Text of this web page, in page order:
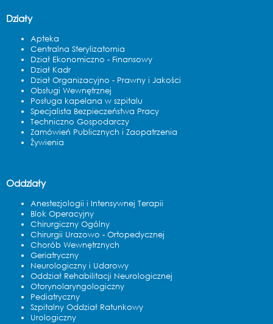
Działy
Apteka
Centralna Sterylizatornia
Dział Ekonomiczno - Finansowy
Dział Kadr
Dział Organizacyjno - Prawny i Jakości
Obsługi Wewnętrznej
Posługa kapelana w szpitalu
Specjalista Bezpieczeństwa Pracy
Techniczno Gospodarczy
Zamówień Publicznych i Zaopatrzenia
Żywienia
Oddziały
Anestezjologii i Intensywnej Terapii
Blok Operacyjny
Chirurgiczny Ogólny
Chirurgii Urazowo - Ortopedycznej
Chorób Wewnętrznych
Geriatryczny
Neurologiczny i Udarowy
Oddział Rehabilitacji Neurologicznej
Otorynolaryngologiczny
Pediatryczny
Szpitalny Oddział Ratunkowy
Urologiczny